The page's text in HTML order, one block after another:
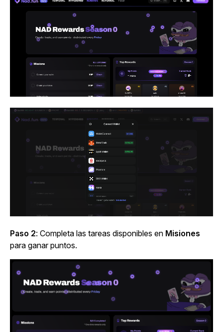
Paso 2: Completa las tareas disponibles en Misiones
para ganar puntos.